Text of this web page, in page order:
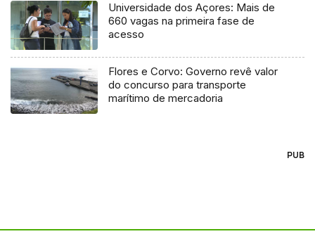
Universidade dos Açores: Mais de
660 vagas na primeira fase de
acesso
Flores e Corvo: Governo revê valor
do concurso para transporte
marítimo de mercadoria
PUB